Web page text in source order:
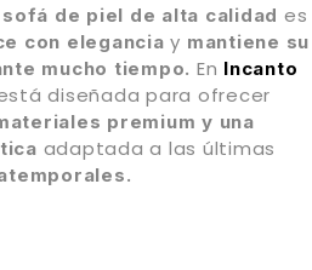
de piel de alta calidad es
con elegancia y mantiene su
mucho tiempo. En Incanto
diseñada para ofrecer
premium y una
adaptada a las últimas